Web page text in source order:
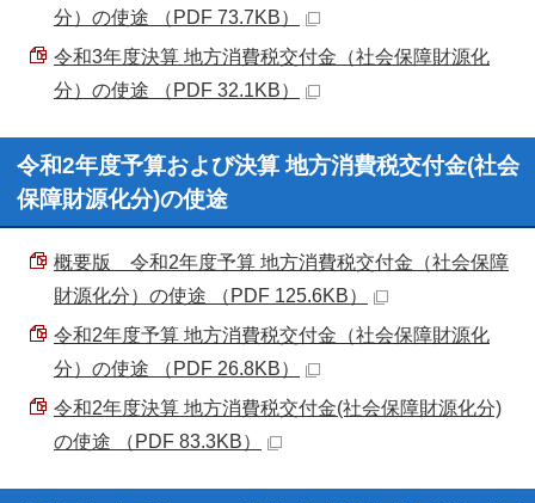
分）の使途 （PDF 73.7KB）
令和3年度決算 地方消費税交付金（社会保障財源化
分）の使途 （PDF 32.1KB）
令和2年度予算および決算 地方消費税交付金(社会
保障財源化分)の使途
概要版 令和2年度予算 地方消費税交付金（社会保障
財源化分）の使途 （PDF 125.6KB）
令和2年度予算 地方消費税交付金（社会保障財源化
分）の使途 （PDF 26.8KB）
令和2年度決算 地方消費税交付金(社会保障財源化分)
の使途 （PDF 83.3KB）